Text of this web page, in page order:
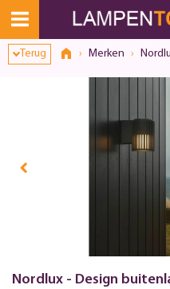
Terug Merken
Nordlux - Design